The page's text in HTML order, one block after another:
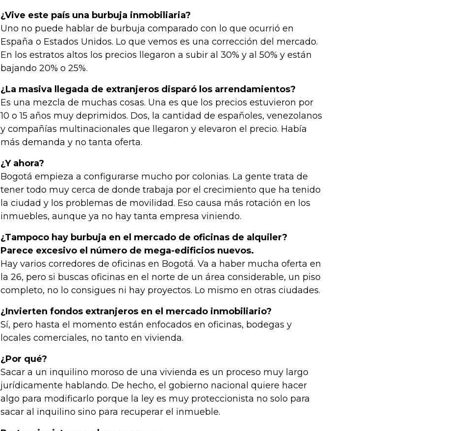
¿Vive este país una burbuja inmobiliaria?
Uno no puede hablar de burbuja comparado con lo que ocurrió en
España o Estados Unidos. Lo que vemos es una corrección del mercado.
En los estratos altos los precios llegaron a subir al 30% y al 50% y están
bajando 20% o 25%.
¿La masiva llegada de extranjeros disparó los arrendamientos?
Es una mezcla de muchas cosas. Una es que los precios estuvieron por
10 o 15 años muy deprimidos. Dos, la cantidad de españoles, venezolanos
y compañías multinacionales que llegaron y elevaron el precio. Había
más demanda y no tanta oferta.
¿Y ahora?
Bogotá empieza a configurarse mucho por colonias. La gente trata de
tener todo muy cerca de donde trabaja por el crecimiento que ha tenido
la ciudad y los problemas de movilidad. Eso causa más rotación en los
inmuebles, aunque ya no hay tanta empresa viniendo.
¿Tampoco hay burbuja en el mercado de oficinas de alquiler?
Parece excesivo el número de mega-edificios nuevos.
Hay varios corredores de oficinas en Bogotá. Va a haber mucha oferta en
la 26, pero si buscas oficinas en el norte de un área considerable, un piso
completo, no lo consigues ni hay proyectos. Lo mismo en otras ciudades.
¿Invierten fondos extranjeros en el mercado inmobiliario?
Sí, pero hasta el momento están enfocados en oficinas, bodegas y
locales comerciales, no tanto en vivienda.
¿Por qué?
Sacar a un inquilino moroso de una vivienda es un proceso muy largo
jurídicamente hablando. De hecho, el gobierno nacional quiere hacer
algo para modificarlo porque la ley es muy proteccionista no solo para
sacar al inquilino sino para recuperar el inmueble.